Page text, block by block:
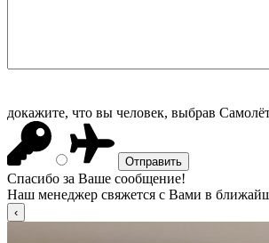
докажите, что вы человек, выбрав Самолёт
Спасибо за Ваше сообщение!
Наш менеджер свяжется с Вами в